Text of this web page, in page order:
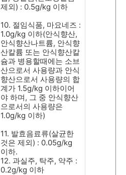
제외) : 0.5g/kg 이하
10. 절임식품, 마요네즈 :
1.0g/kg 이하(안식향산,
안식향산나트륨, 안식향
산칼륨 또는 안식향산칼
슘과 병용할때에는 소브
산으로서 사용량과 안식
향산으로서 사용량의 합
계가 1.5g/kg 이하이어
야 하며, 그 중 안식향산
으로서의 사용량은
1.0g/kg 이하)
11. 발효음료류(살균한
것은 제외) : 0.05g/kg
이하.
12. 과실주, 탁주, 약주 :
0.2g/kg 이하